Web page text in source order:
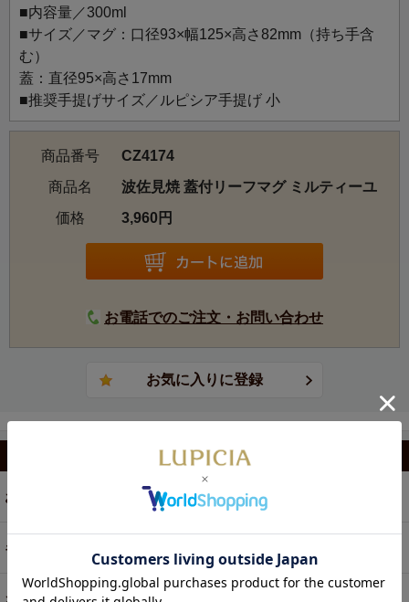
■内容量／300ml
■サイズ／マグ：口径93×幅125×高さ82mm（持ち手含
む）
蓋：直径95×高さ17mm
■推奨手提げサイズ／ルピシア手提げ 小
商品番号
CZ4174
商品名
波佐見焼 蓋付リーフマグ ミルティーユ
価格
3,960円
お電話でのご注文・お問い合わせ
お茶
ギフト